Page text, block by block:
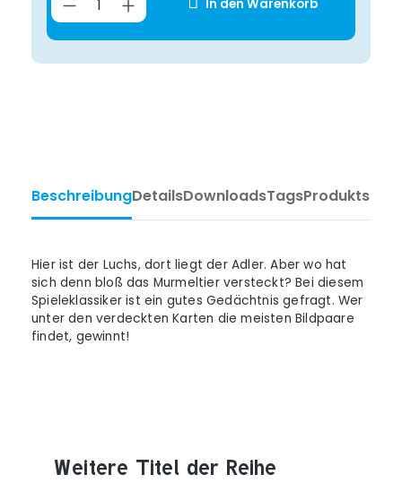
In den Warenkorb
BeschreibungDetailsDownloadsTags
Hier ist der Luchs, dort liegt der Adler. Aber wo hat
sich denn bloß das Murmeltier versteckt? Bei diesem
Spieleklassiker ist ein gutes Gedächtnis gefragt. Wer
unter den verdeckten Karten die meisten Bildpaare
findet, gewinnt!
Produktgalerie überspringen
Weitere Titel der Reihe